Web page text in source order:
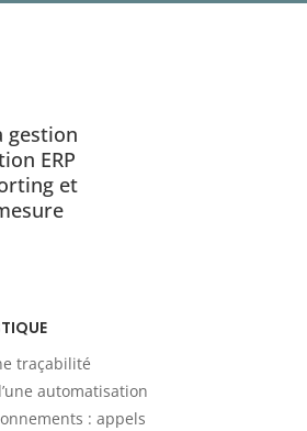
gestion
ERP
et
traçabilité
automatisation
: appels